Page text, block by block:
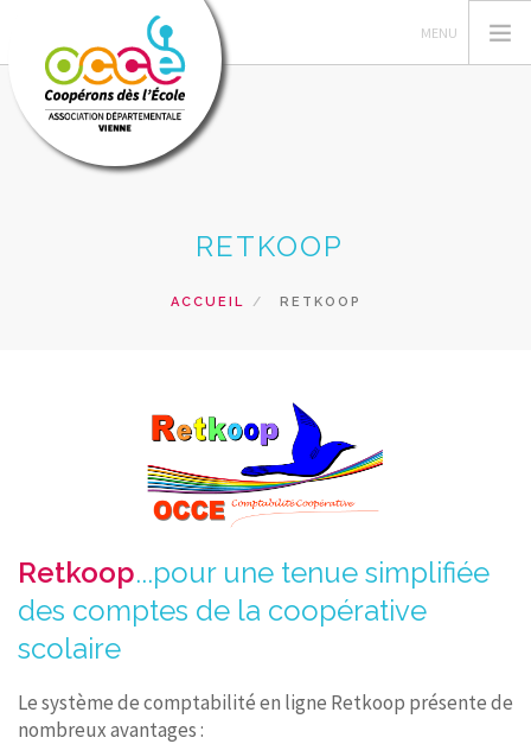
GERER SA COOPERATIVE
RECHERCHER
RETKOOP
ACCUEIL RETKOOP
Retkoop...pour une tenue simplifiée
des comptes de la coopérative
scolaire
Le système de comptabilité en ligne Retkoop présente de
nombreux avantages :